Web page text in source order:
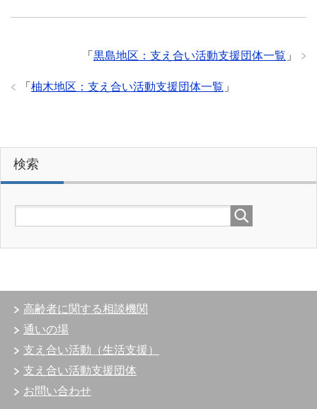
「 黒島地区：支え合い活動支援団体一覧 」
「 柚木地区：支え合い活動支援団体一覧 」
検索
高齢者に関する相談機関
通いの場
支え合い活動（生活支援）
支え合い活動支援団体
お問い合わせ